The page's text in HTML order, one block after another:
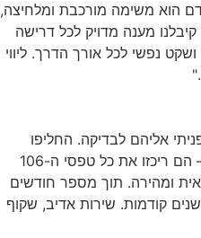
הוא משימה מורכבת ומלחיצה,
מענה מדויק לכל דרישה
נפשי לכל אורך הדרך. ליווי
אליהם לבדיקה. החליפו
מעסיקים, תקופות עבודה חלקיות – הם ריכזו את כל טפסי ה-106
ומהירה. תוך מספר חודשים
קודמות. שירות אדיב, שקוף